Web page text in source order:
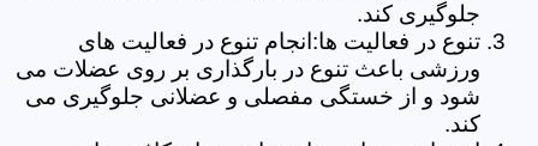
جلوگیری کند.
تنوع در فعالیت ها:انجام تنوع در فعالیت های
ورزشی باعث تنوع در بارگذاری بر روی عضلات می
شود و از خستگی مفصلی و عضلانی جلوگیری می
کند.